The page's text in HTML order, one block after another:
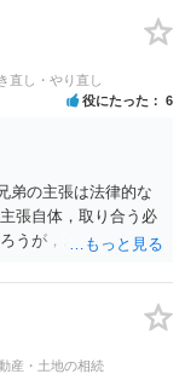
に異なりますので一
直し・やり直し
役にたった 6
弟の主張は法律的な
張自体，取り合う必
うが，お父上のご兄
その弁護士から相手
く，一切応じないこ
連絡を継続してくる
と などを記載した
産・土地の相続